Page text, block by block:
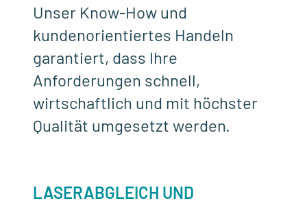
Unser Know-How und
kundenorientiertes Handeln
garantiert, dass Ihre
Anforderungen schnell,
wirtschaftlich und mit höchster
Qualität umgesetzt werden.
LASERABGLEICH UND